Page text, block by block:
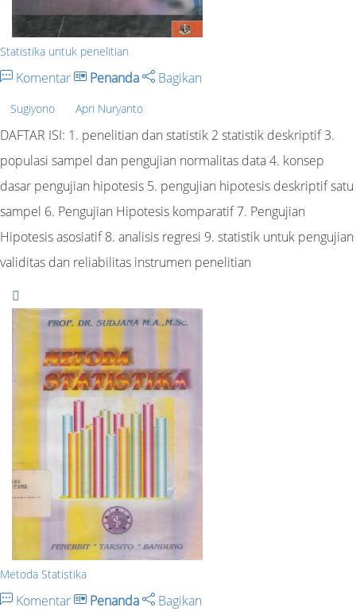
Statistika untuk penelitian
Komentar Penanda Bagikan
Sugiyono Apri Nuryanto
DAFTAR ISI: 1. penelitian dan statistik 2 statistik deskriptif 3.
populasi sampel dan pengujian normalitas data 4. konsep
dasar pengujian hipotesis 5. pengujian hipotesis deskriptif satu
sampel 6. Pengujian Hipotesis komparatif 7. Pengujian
Hipotesis asosiatif 8. analisis regresi 9. statistik untuk pengujian
validitas dan reliabilitas instrumen penelitian
Metoda Statistika
Komentar Penanda Bagikan